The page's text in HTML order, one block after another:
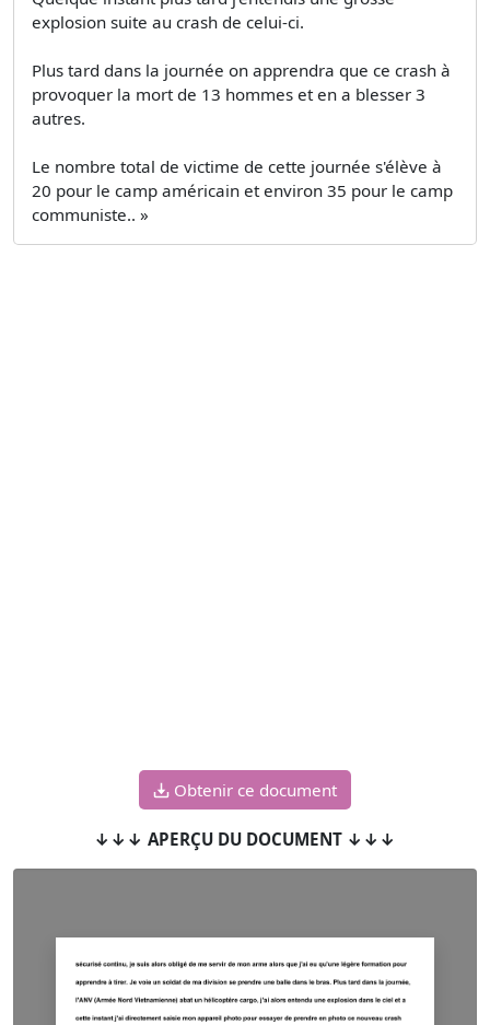
explosion suite au crash de celui-ci.
Plus tard dans la journée on apprendra que ce crash à
provoquer la mort de 13 hommes et en a blesser 3
autres.
Le nombre total de victime de cette journée s'élève à
20 pour le camp américain et environ 35 pour le camp
communiste.. »
Obtenir ce document
↓↓↓ APERÇU DU DOCUMENT ↓↓↓